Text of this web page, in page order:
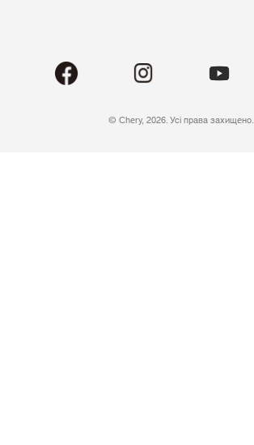
© Chery, 2026. Усі права захищено.